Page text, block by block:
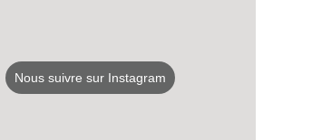
Nous suivre sur Instagram